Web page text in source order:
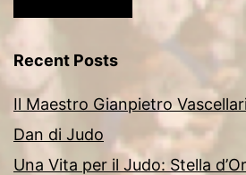
Recent Posts
Il Maestro Gianpietro
Dan di Judo
Una Vita per il Judo: Stella